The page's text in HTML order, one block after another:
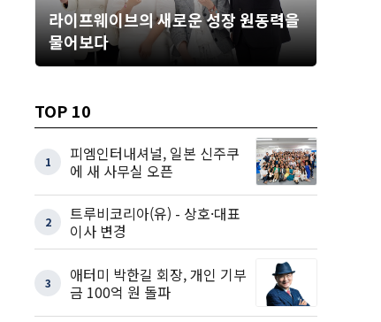
라이프웨이브의 새로운 성장 원동력을
물어보다
TOP 10
1
피엠인터내셔널, 일본 신주쿠
에 새 사무실 오픈
2
트루비코리아(유) - 상호·대표
이사 변경
3
애터미 박한길 회장, 개인 기부
금 100억 원 돌파